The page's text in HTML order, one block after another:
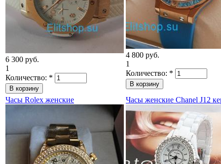
6 300 руб.
1
Количество: *
4 800 руб.
1
Количество: *
Часы Rolex женские Часы женские Chanel J12